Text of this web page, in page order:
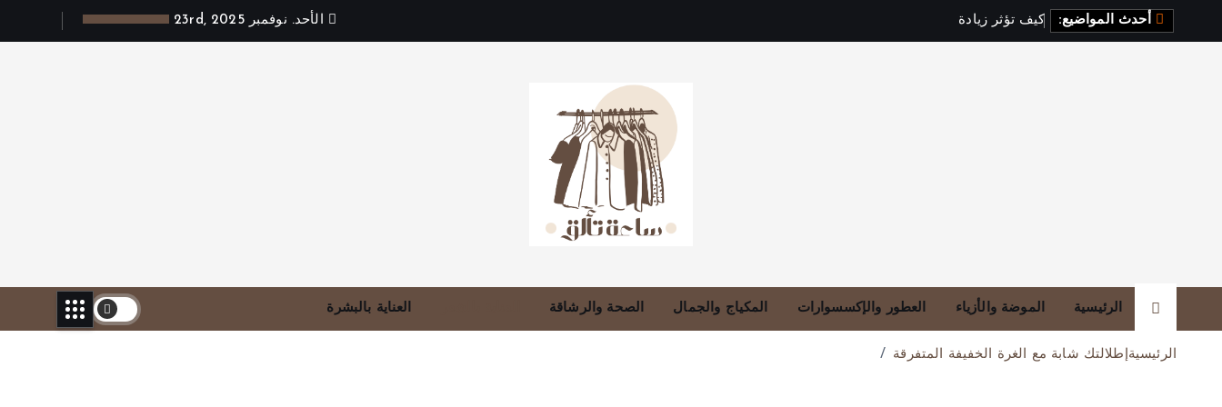
ت
ى
أحدث المواضيع: كيف تؤثر ز يا دة الأحد. نوفمبر 23rd, 2025
الرئيسية الموضة والأزياء العطور والإكسسوارات المكياج والجمال الصحة والرشاقة العناية بالبشرة
الرئيسية إطلالتك شابة مع الغرة الخفيفة المتفرقة